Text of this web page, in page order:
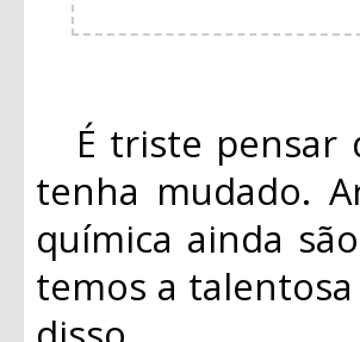
É triste pensar
tenha mudado.
química ainda
temos a